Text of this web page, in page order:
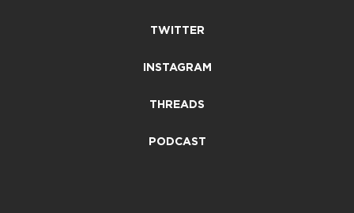
TWITTER
INSTAGRAM
THREADS
PODCAST